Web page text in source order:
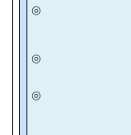
◎
◎
◎